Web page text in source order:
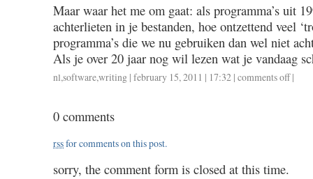
Maar waar het me om gaat: als programma’s uit
achterlieten in je bestanden, hoe ontzettend veel
programma’s die we nu gebruiken dan wel niet
Als je over 20 jaar nog wil lezen wat je vandaag
nl,software,writing | february 15, 2011 | 17:32 | comments offon
|
0 comments
rssfor comments on this post.
sorry, the comment form is closed at this time.